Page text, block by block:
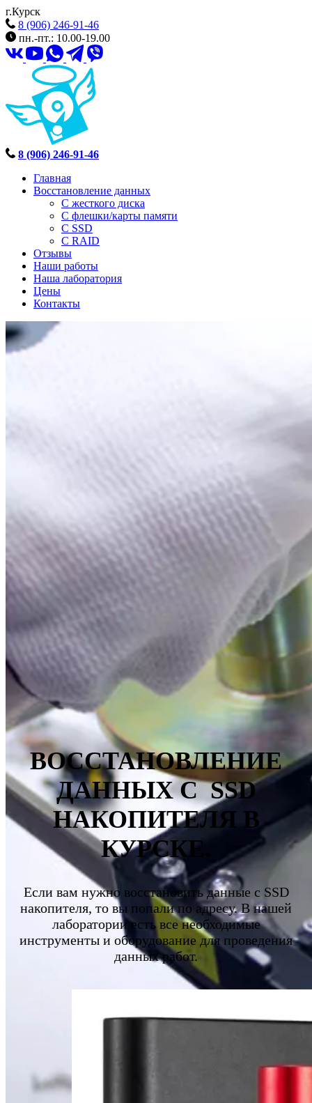
г.Курск
8 (906) 246-91-46
пн.-пт.: 10.00-19.00
8 (906) 246-91-46
Главная
Восстановление данных
С жесткого диска
С флешки/карты памяти
С SSD
С RAID
Отзывы
Наши работы
Наша лаборатория
Цены
Контакты
ВОССТАНОВЛЕНИЕ
ДАННЫХ С SSD
НАКОПИТЕЛЯ В
КУРСКЕ.
Если вам нужно восстановить данные с SSD
накопителя, то вы попали по адресу. В нашей
лаборатории есть все необходимые
инструменты и оборудование для проведения
данных работ.